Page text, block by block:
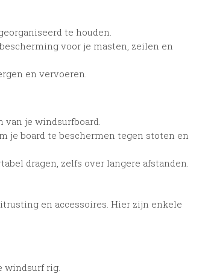
te houden.
voor je masten, zeilen en
en vervoeren.
je windsurfboard.
je board te beschermen tegen stoten en
dragen, zelfs over langere afstanden.
en accessoires. Hier zijn enkele
windsurf rig.